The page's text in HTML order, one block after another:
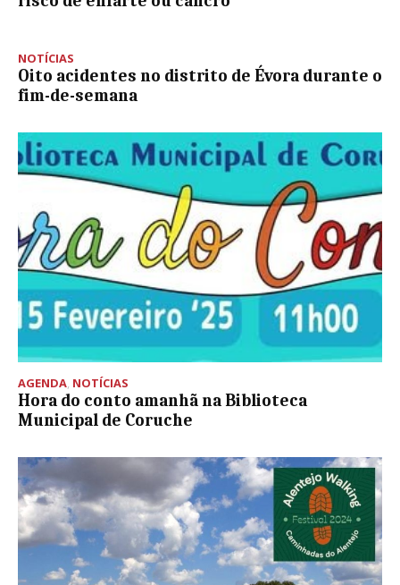
NOTÍCIAS
Oito acidentes no distrito de Évora durante o
fim-de-semana
AGENDA, NOTÍCIAS
Hora do conto amanhã na Biblioteca
Municipal de Coruche